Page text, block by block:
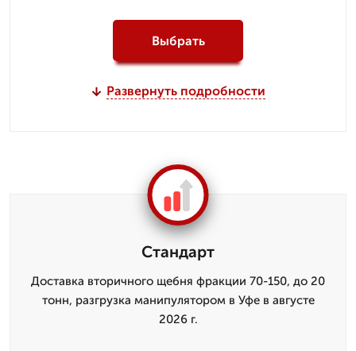
Выбрать
Развернуть подробности
Стандарт
Доставка вторичного щебня фракции 70-150, до 20
тонн, разгрузка манипулятором в Уфе в августе
2026 г.